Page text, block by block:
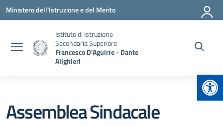
Vai ai contenuti
Vai al menu di navigazione
Vai al footer
Ministero dell'Istruzione e del Merito
Istituto di Istruzione
Secondaria Superiore
Francesco D'Aguirre - Dante
Alighieri
Assemblea Sindacale